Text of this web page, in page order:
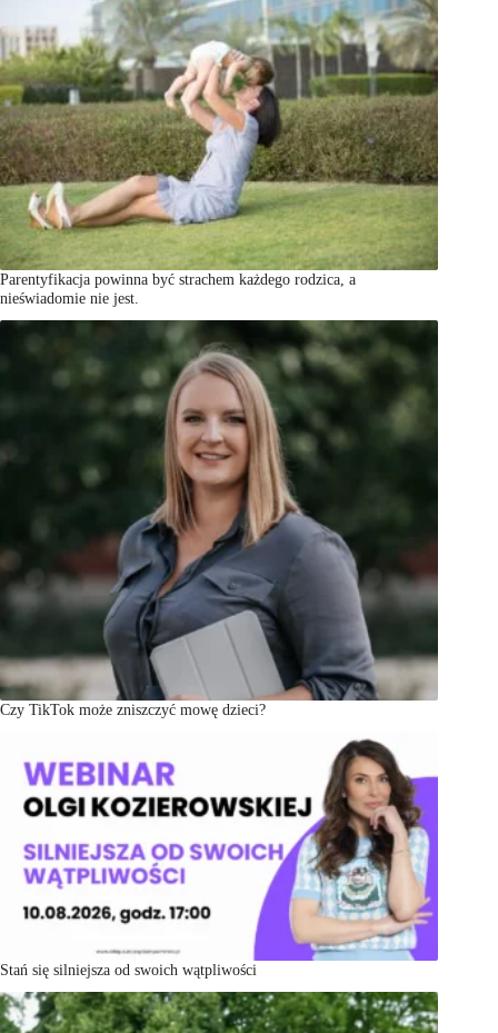
Parentyfikacja powinna być strachem każdego rodzica, a
nieświadomie nie jest.
Czy TikTok może zniszczyć mowę dzieci?
Stań się silniejsza od swoich wątpliwości